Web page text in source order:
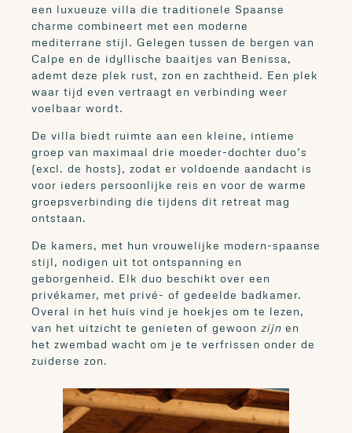
een luxueuze villa die traditionele Spaanse
charme combineert met een moderne
mediterrane stijl. Gelegen tussen de bergen van
Calpe en de idyllische baaitjes van Benissa,
ademt deze plek rust, zon en zachtheid. Een plek
waar tijd even vertraagt en verbinding weer
voelbaar wordt.
De villa biedt ruimte aan een kleine, intieme
groep van maximaal drie moeder-dochter duo’s
(excl. de hosts), zodat er voldoende aandacht is
voor ieders persoonlijke reis en voor de warme
groepsverbinding die tijdens dit retreat mag
ontstaan.
De kamers, met hun vrouwelijke modern-spaanse
stijl, nodigen uit tot ontspanning en
geborgenheid. Elk duo beschikt over een
privékamer, met privé- of gedeelde badkamer.
Overal in het huis vind je hoekjes om te lezen,
van het uitzicht te genieten of gewoon zijn en
het zwembad wacht om je te verfrissen onder de
zuiderse zon.